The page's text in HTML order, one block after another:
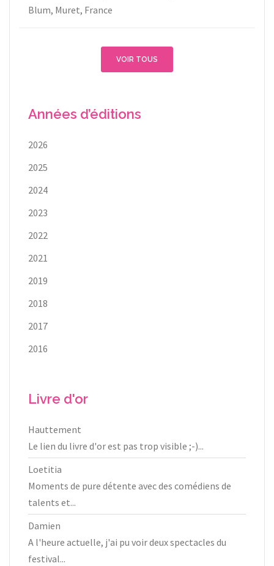
Blum, Muret, France
VOIR TOUS
Années d’éditions
2026
2025
2024
2023
2022
2021
2019
2018
2017
2016
Livre d'or
Hauttement
Le lien du livre d'or est pas trop visible ;-)...
Loetitia
Moments de pure détente avec des comédiens de
talents et...
Damien
A l'heure actuelle, j'ai pu voir deux spectacles du
festival...